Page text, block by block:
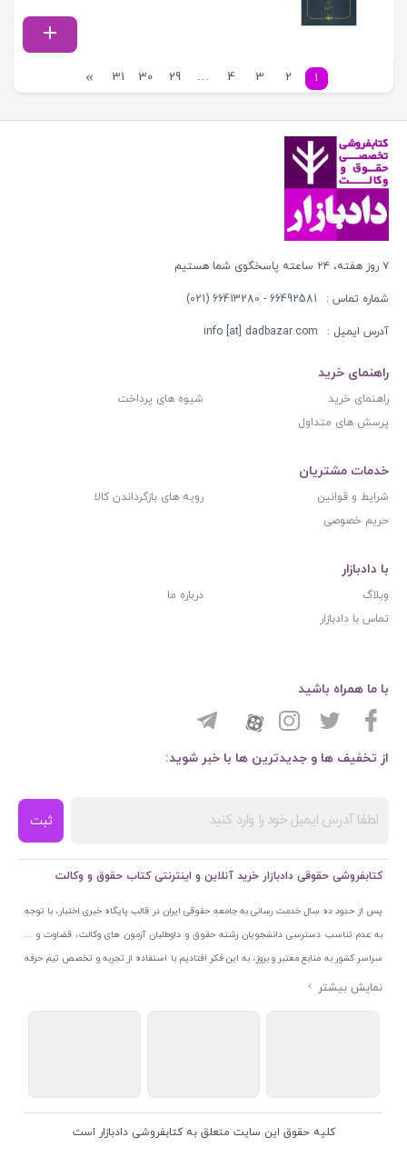
1
2
3
4
…
29
30
31
۷ روز هفته، ۲۴ ساعته پاسخگوی شما هستیم
شماره تماس : 66492581 - 66413280 (021)
آدرس ایمیل : info [at] dadbazar.com
راهنمای خرید
راهنمای خرید
شیوه های پرداخت
پرسش های متداول
خدمات مشتریان
شرایط و قوانین
رویه های بازگرداندن کالا
حریم خصوصی
با دادبازار
وبلاگ
درباره ما
تماس با دادبازار
از تخفیف ها و جدیدترین ها با خبر شوید:
ثبت
با ما همراه باشید
کتابفروشی حقوقی دادبازار خرید آنلاین و اینترنتی کتاب حقوق و وکالت
پس از حدود ده سال خدمت رسانی به جامعه حقوقی ایران در قالب پایگاه خبری اختبار، با توجه
به عدم تناسب دسترسی دانشجویان رشته حقوق و داوطلبان آزمون های وکالت، قضاوت و ...
سراسر کشور به منابع معتبر و بروز، به این فکر افتادیم با استفاده از تجربه و تخصص تیم حرفه
ای اختبار خدمتی جدید به جامعه حقوقی ایران ارائه کنیم. به این منظور با راه اندازی و تجهیز
اتحادیه ناشران و کتابفروشان تهران به منظور ارائه مطمئن ترین خدمات مجموعه بسیار کامل و
معتبری از کتاب های حقوقی را به علاقمندان عرضه کرده ایم. علاوه بر این با بهره گیری از فناوری
کلیه حقوق این سایت متعلق به کتابفروشی دادبازار است